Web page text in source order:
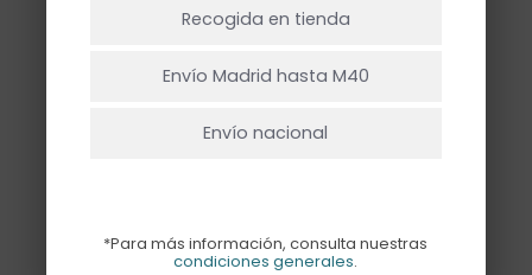
Añadir Al Carrito
Descripción
Recogida en tienda
Envío Madrid hasta M40
Envío nacional
*Para más información, consulta nuestras
condiciones generales.